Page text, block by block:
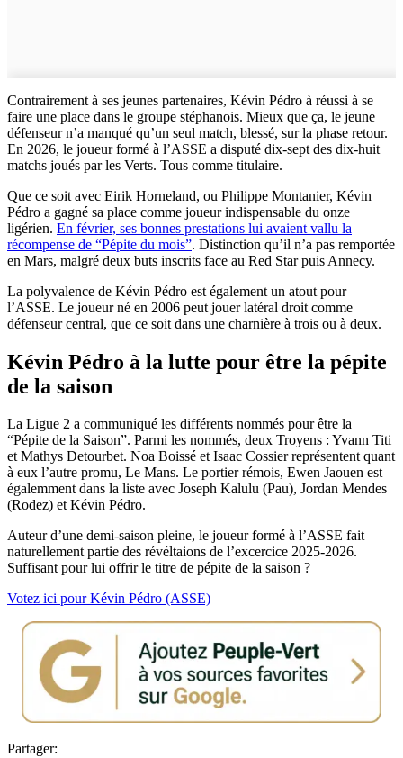
Contrairement à ses jeunes partenaires, Kévin Pédro à réussi à se
faire une place dans le groupe stéphanois. Mieux que ça, le jeune
défenseur n’a manqué qu’un seul match, blessé, sur la phase retour.
En 2026, le joueur formé à l’ASSE a disputé dix-sept des dix-huit
matchs joués par les Verts. Tous comme titulaire.
Que ce soit avec Eirik Horneland, ou Philippe Montanier, Kévin
Pédro a gagné sa place comme joueur indispensable du onze
ligérien. En février, ses bonnes prestations lui avaient vallu la
récompense de “Pépite du mois”. Distinction qu’il n’a pas remportée
en Mars, malgré deux buts inscrits face au Red Star puis Annecy.
La polyvalence de Kévin Pédro est également un atout pour
l’ASSE. Le joueur né en 2006 peut jouer latéral droit comme
défenseur central, que ce soit dans une charnière à trois ou à deux.
Kévin Pédro à la lutte pour être la pépite
de la saison
La Ligue 2 a communiqué les différents nommés pour être la
“Pépite de la Saison”. Parmi les nommés, deux Troyens : Yvann Titi
et Mathys Detourbet. Noa Boissé et Isaac Cossier représentent quant
à eux l’autre promu, Le Mans. Le portier rémois, Ewen Jaouen est
égalemment dans la liste avec Joseph Kalulu (Pau), Jordan Mendes
(Rodez) et Kévin Pédro.
Auteur d’une demi-saison pleine, le joueur formé à l’ASSE fait
naturellement partie des révéltaions de l’excercice 2025-2026.
Suffisant pour lui offrir le titre de pépite de la saison ?
Votez ici pour Kévin Pédro (ASSE)
Partager: